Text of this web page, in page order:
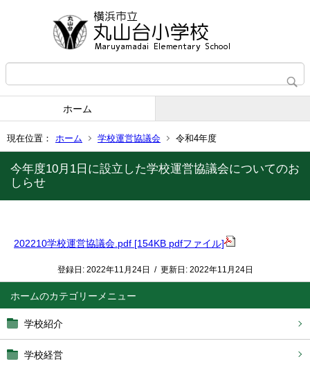
ホーム
現在位置： ホーム 学校運営協議会 令和4年度
ホーム
学校紹介
学校経営
今年度10月1日に設立した学校運営協議会についてのお
しらせ
202210学校運営協議会.pdf [154KB pdfファイル]
登録日: 2022年11月24日 / 更新日: 2022年11月24日